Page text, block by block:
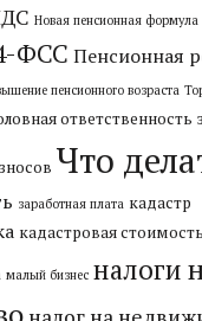
Новая пенсионная формула
ФСС Пенсионная
пенсионного возраста
ответственность
Что
заработная плата кадастр
кадастровая стоимость
малый бизнес налоги